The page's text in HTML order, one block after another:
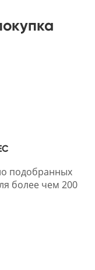
подобранных
более чем 200